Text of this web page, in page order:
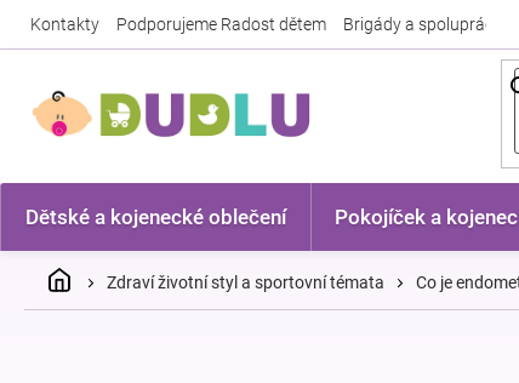
Kontakty Podporujeme Radost dětem Brigády a spolupráce
Dětské a kojenecké oblečení Pokojíček a
DomůZdraví životní styl a sportovní témata Co je